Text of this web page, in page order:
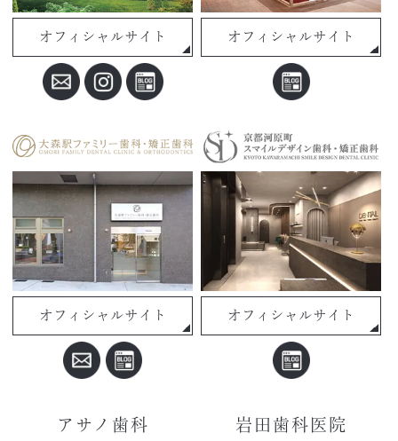
オフィシャルサイト オフィシャルサイト
オフィシャルサイト オフィシャルサイト
アサノ歯科 岩田歯科医院